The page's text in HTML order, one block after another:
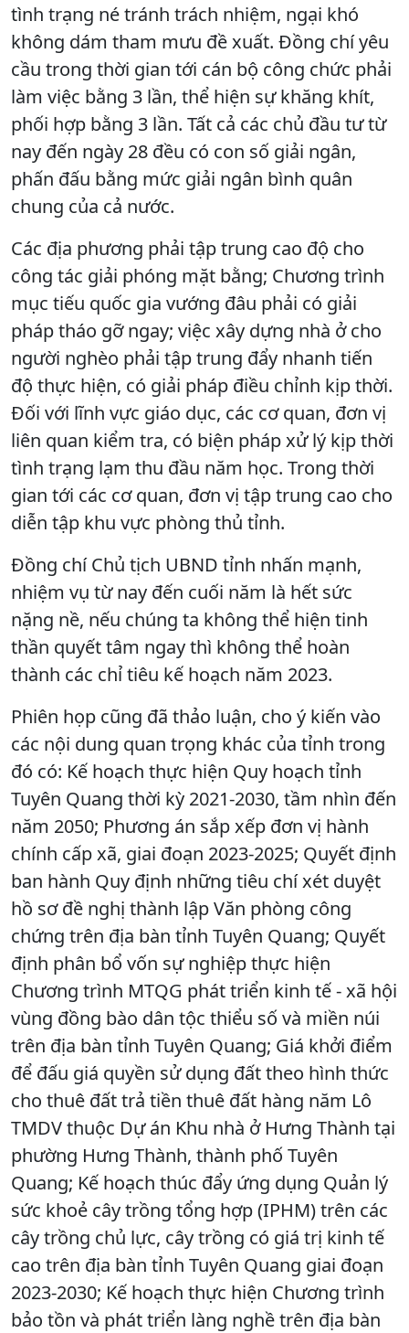
tình trạng né tránh trách nhiệm, ngại khó
không dám tham mưu đề xuất. Đồng chí yêu
cầu trong thời gian tới cán bộ công chức phải
làm việc bằng 3 lần, thể hiện sự khăng khít,
phối hợp bằng 3 lần. Tất cả các chủ đầu tư từ
nay đến ngày 28 đều có con số giải ngân,
phấn đấu bằng mức giải ngân bình quân
chung của cả nước.
Các địa phương phải tập trung cao độ cho
công tác giải phóng mặt bằng; Chương trình
mục tiếu quốc gia vướng đâu phải có giải
pháp tháo gỡ ngay; việc xây dựng nhà ở cho
người nghèo phải tập trung đẩy nhanh tiến
độ thực hiện, có giải pháp điều chỉnh kịp thời.
Đối với lĩnh vực giáo dục, các cơ quan, đơn vị
liên quan kiểm tra, có biện pháp xử lý kịp thời
tình trạng lạm thu đầu năm học. Trong thời
gian tới các cơ quan, đơn vị tập trung cao cho
diễn tập khu vực phòng thủ tỉnh.
Đồng chí Chủ tịch UBND tỉnh nhấn mạnh,
nhiệm vụ từ nay đến cuối năm là hết sức
nặng nề, nếu chúng ta không thể hiện tinh
thần quyết tâm ngay thì không thể hoàn
thành các chỉ tiêu kế hoạch năm 2023.
Phiên họp cũng đã thảo luận, cho ý kiến vào
các nội dung quan trọng khác của tỉnh trong
đó có: Kế hoạch thực hiện Quy hoạch tỉnh
Tuyên Quang thời kỳ 2021-2030, tầm nhìn đến
năm 2050; Phương án sắp xếp đơn vị hành
chính cấp xã, giai đoạn 2023-2025; Quyết định
ban hành Quy định những tiêu chí xét duyệt
hồ sơ đề nghị thành lập Văn phòng công
chứng trên địa bàn tỉnh Tuyên Quang; Quyết
định phân bổ vốn sự nghiệp thực hiện
Chương trình MTQG phát triển kinh tế - xã hội
vùng đồng bào dân tộc thiểu số và miền núi
trên địa bàn tỉnh Tuyên Quang; Giá khởi điểm
để đấu giá quyền sử dụng đất theo hình thức
cho thuê đất trả tiền thuê đất hàng năm Lô
TMDV thuộc Dự án Khu nhà ở Hưng Thành tại
phường Hưng Thành, thành phố Tuyên
Quang; Kế hoạch thúc đẩy ứng dụng Quản lý
sức khoẻ cây trồng tổng hợp (IPHM) trên các
cây trồng chủ lực, cây trồng có giá trị kinh tế
cao trên địa bàn tỉnh Tuyên Quang giai đoạn
2023-2030; Kế hoạch thực hiện Chương trình
bảo tồn và phát triển làng nghề trên địa bàn